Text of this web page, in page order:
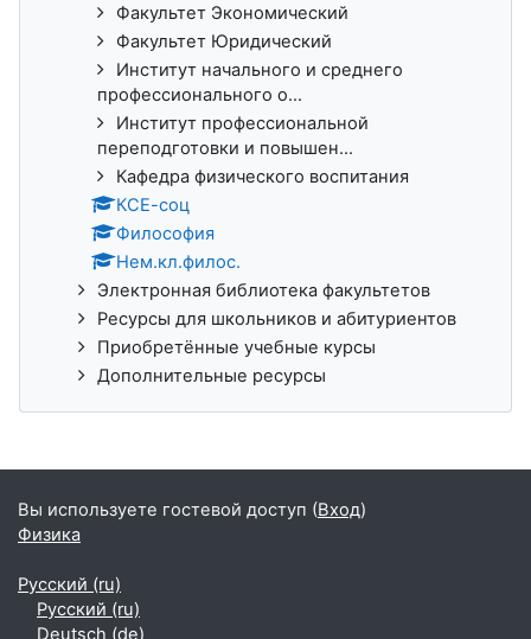
Факультет Экономический
Факультет Юридический
Институт начального и среднего
профессионального о...
Институт профессиональной
переподготовки и повышен...
Кафедра физического воспитания
КСЕ-соц
Философия
Нем.кл.филос.
Электронная библиотека факультетов
Ресурсы для школьников и абитуриентов
Приобретённые учебные курсы
Дополнительные ресурсы
Вы используете гостевой доступ (Вход)
Физика
Русский ‎(ru)‎
Русский ‎(ru)‎
Deutsch ‎(de)‎